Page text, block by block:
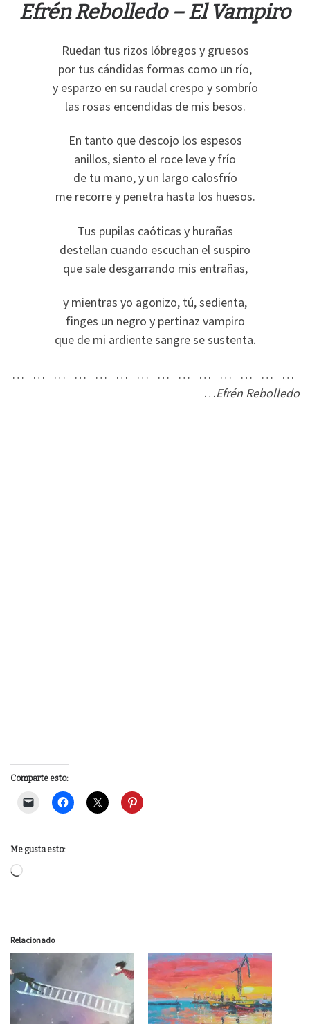
Efrén Rebolledo – El Vampiro
Ruedan tus rizos lóbregos y gruesos
por tus cándidas formas como un río,
y esparzo en su raudal crespo y sombrío
las rosas encendidas de mis besos.
En tanto que descojo los espesos
anillos, siento el roce leve y frío
de tu mano, y un largo calosfrío
me recorre y penetra hasta los huesos.
Tus pupilas caóticas y hurañas
destellan cuando escuchan el suspiro
que sale desgarrando mis entrañas,
y mientras yo agonizo, tú, sedienta,
finges un negro y pertinaz vampiro
que de mi ardiente sangre se sustenta.
… … … … … … … … … … … … … …
…Efrén Rebolledo
Comparte esto:
Me gusta esto:
Loading…
Relacionado